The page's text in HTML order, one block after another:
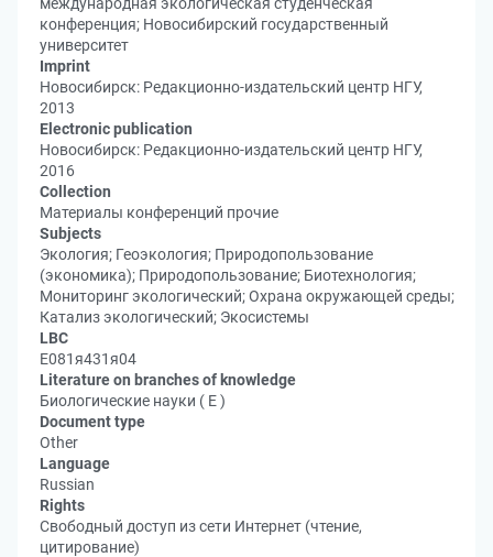
конференция; Новосибирский государственный
университет
Imprint
Новосибирск: Редакционно-издательский центр НГУ,
2013
Electronic publication
Новосибирск: Редакционно-издательский центр НГУ,
2016
Collection
Материалы конференций прочие
Subjects
Экология; Геоэкология; Природопользование
(экономика); Природопользование; Биотехнология;
Мониторинг экологический; Охрана окружающей среды;
Катализ экологический; Экосистемы
LBC
Е081я431я04
Literature on branches of knowledge
Биологические науки ( Е )
Document type
Other
Language
Russian
Rights
Свободный доступ из сети Интернет (чтение,
цитирование)